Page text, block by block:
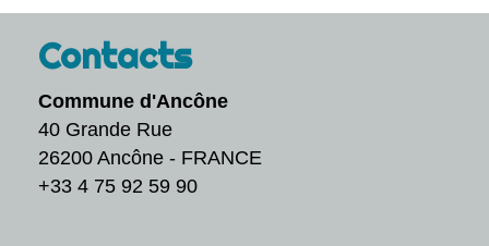
Contacts
Commune d'Ancône
40 Grande Rue
26200 Ancône - FRANCE
+33 4 75 92 59 90